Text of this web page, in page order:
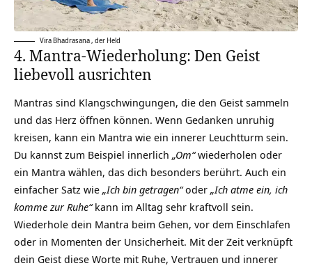
Vira Bhadrasana, der Held
4. Mantra-Wiederholung: Den Geist
liebevoll ausrichten
Mantras sind Klangschwingungen, die den Geist sammeln
und das Herz öffnen können. Wenn Gedanken unruhig
kreisen, kann ein Mantra wie ein innerer Leuchtturm sein.
Du kannst zum Beispiel innerlich „Om“wiederholen oder
ein Mantra wählen, das dich besonders berührt. Auch ein
einfacher Satz wie „Ich bin getragen“oder „Ich atme ein, ich
komme zur Ruhe“kann im Alltag sehr kraftvoll sein.
Wiederhole dein Mantra beim Gehen, vor dem Einschlafen
oder in Momenten der Unsicherheit. Mit der Zeit verknüpft
dein Geist diese Worte mit Ruhe, Vertrauen und innerer